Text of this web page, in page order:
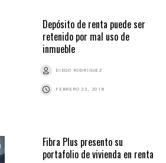
Depósito de renta puede ser
retenido por mal uso de
inmueble
DIEGO RODRÍGUEZ
FEBRERO 23, 2018
Fibra Plus presento su
portafolio de vivienda en renta